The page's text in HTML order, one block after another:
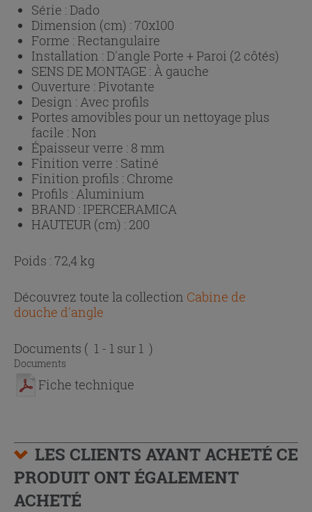
Série :Dado
Dimension (cm) :70x100
Forme :Rectangulaire
Installation :D'angle Porte + Paroi (2 côtés)
SENS DE MONTAGE : À gauche
Ouverture :Pivotante
Design : Avec profils
Portes amovibles pour un nettoyage plus
facile :Non
Épaisseur verre : 8 mm
Finition verre : Satiné
Finition profils : Chrome
Profils : Aluminium
BRAND : IPERCERAMICA
HAUTEUR (cm) : 200
Poids : 72,4 kg
Découvrez toute la collection Cabine de
douche d'angle
Documents ( 1 - 1 sur 1 )
Documents
Fiche technique
LES CLIENTS AYANT ACHETÉ CE
PRODUIT ONT ÉGALEMENT
ACHETÉ